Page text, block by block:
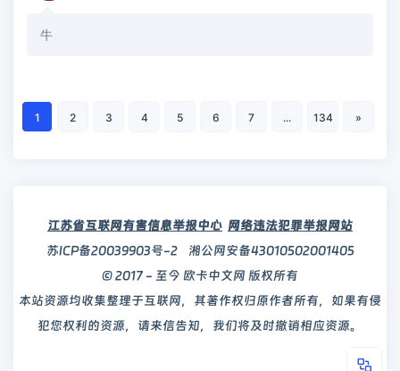
牛
1 2 3 4 5 6 7 ... 134 »
江苏省互联网有害信息举报中心 网络违法犯罪举报网站
苏ICP备20039903号-2
湘公网安备43010502001405
© 2017 - 至今 欧卡中文网 版权所有
本站资源均收集整理于互联网，其著作权归原作者所有，如果有侵
犯您权利的资源，请来信告知，我们将及时撤销相应资源。
